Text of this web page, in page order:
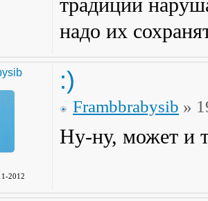
традиции
надо их
2012
:)
Frambbrabysib »
Ну-ну, может и